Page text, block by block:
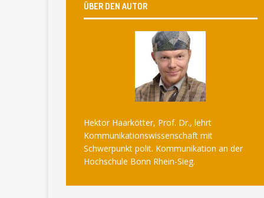
ÜBER DEN AUTOR
Hektor Haarkötter, Prof. Dr., lehrt
Kommunikationswissenschaft mit
Schwerpunkt polit. Kommunikation an der
Hochschule Bonn Rhein-Sieg.